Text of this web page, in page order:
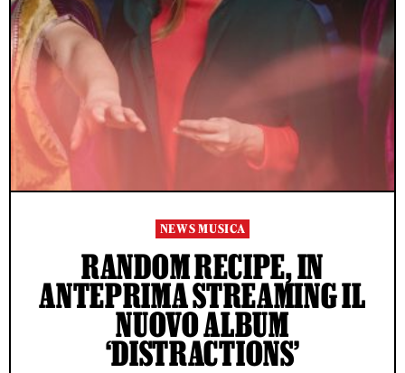
NEWS MUSICA
RANDOM RECIPE, IN
ANTEPRIMA STREAMING IL
NUOVO ALBUM
‘DISTRACTIONS’